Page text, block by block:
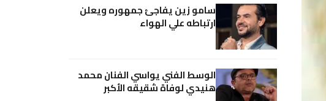
سامو زين يفاجئ جمهوره ويعلن
ارتباطه علي الهواء
الوسط الفني يواسي الفنان محمد
هنيدي لوفاة شقيقه الأكبر